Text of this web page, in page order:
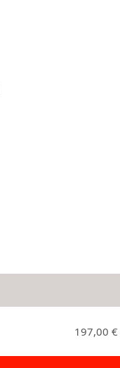
197,00 €